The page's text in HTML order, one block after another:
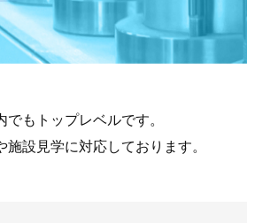
もトップレベルです。
設見学に対応しております。